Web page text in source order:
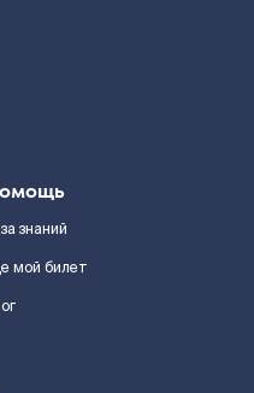
знаний
мой билет